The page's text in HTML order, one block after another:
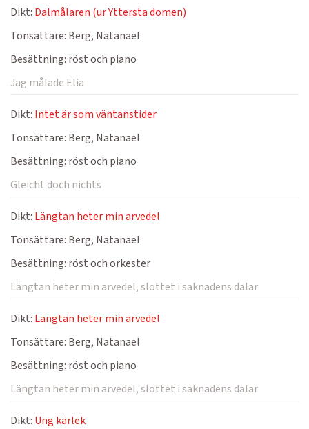
Dikt: Dalmålaren (ur Yttersta domen)
Tonsättare: Berg, Natanael
Besättning: röst och piano
Jag målade Elia
Dikt: Intet är som väntanstider
Tonsättare: Berg, Natanael
Besättning: röst och piano
Gleicht doch nichts
Dikt: Längtan heter min arvedel
Tonsättare: Berg, Natanael
Besättning: röst och orkester
Längtan heter min arvedel, slottet i saknadens dalar
Dikt: Längtan heter min arvedel
Tonsättare: Berg, Natanael
Besättning: röst och piano
Längtan heter min arvedel, slottet i saknadens dalar
Dikt: Ung kärlek